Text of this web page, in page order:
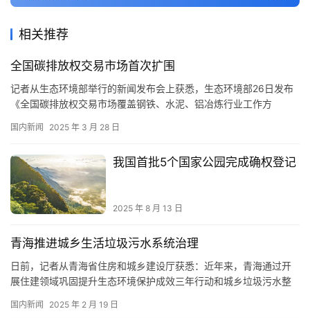
相关推荐
全国碳排放权交易市场首次扩围
记者从生态环境部举行的新闻发布会上获悉，生态环境部26日发布
《全国碳排放权交易市场覆盖钢铁、水泥、铝冶炼行业工作方
式进入实施阶段。 “钢铁、水泥、铝冶炼行业是碳排放大户，年排放
次扩围后，全国碳排放权交易市场预计新增1500家重点排放单位，
覆…
国内新闻 2025 年 3 月 28 日
我国首批5个国家公园完成确权登记
2025 年 8 月 13 日
青海推进城乡生活垃圾污水系统治理
日前，记者从青海省住房和城乡建设厅获悉：近年来，青海通过开
展住建领域巩固提升生态环境保护成效三年行动和城乡垃圾污水整
垃圾填埋设施、餐厨垃圾处理设施和渗滤液处理设施台账，完成城
国内新闻 2025 年 2 月 19 日